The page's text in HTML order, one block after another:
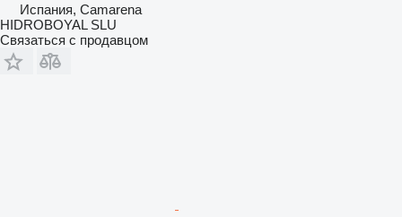
Испания, Camarena
HIDROBOYAL SLU
Связаться с продавцом